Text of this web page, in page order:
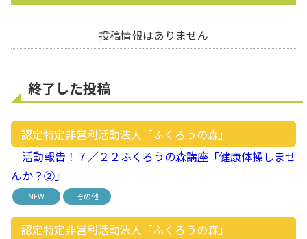
投稿情報はありません
終了した投稿
認定特定非営利活動法人「ふくろうの森」
活動報告！７／２２ふくろうの森講座「健康体操しませ
んか？②」
NEW その他
認定特定非営利活動法人「ふくろうの森」